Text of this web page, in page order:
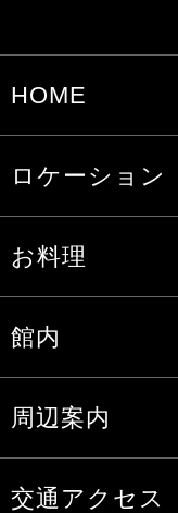
HOME
ロケーション
お料理
館内
周辺案内
交通アクセス